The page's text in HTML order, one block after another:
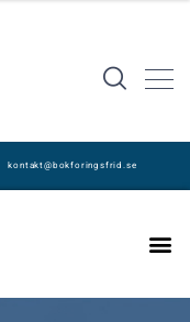
kontakt@bokforingsfrid.se